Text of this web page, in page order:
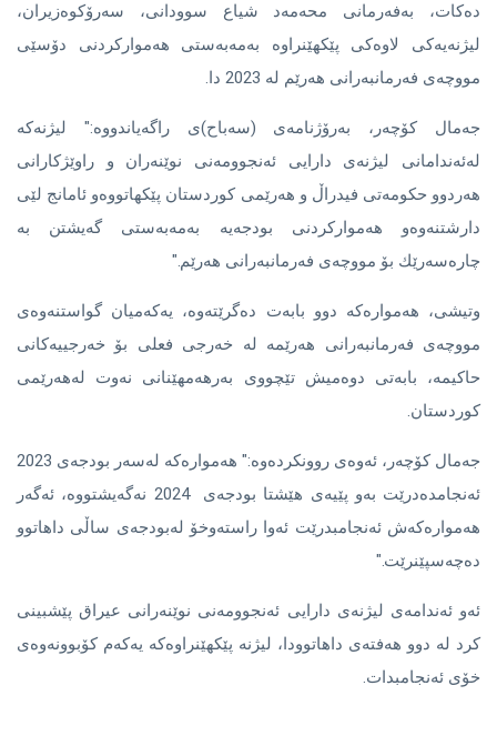
دەكات، بەفەرمانی محەمەد شیاع سوودانی، سەرۆكوەزیران،
لیژنەیەكی لاوەكی پێكهێنراوە بەمەبەستی هەمواركردنی دۆسێی
مووچەی فەرمانبەرانی هەرێم لە 2023 دا.
جەمال كۆچەر، بەرۆژنامەی (سەباح)ی راگەیاندووە:" لیژنەكە
لەئەندامانی لیژنەی دارایی ئەنجوومەنی نوێنەران و راوێژكارانی
هەردوو حكومەتی فیدراڵ و هەرێمی كوردستان پێكهاتووەو ئامانج لێی
دارشتنەوەو هەمواركردنی بودجەیە بەمەبەستی گەیشتن بە
چارەسەرێك بۆ مووچەی فەرمانبەرانی هەرێم."
وتیشی، هەموارەكە دوو بابەت دەگرێتەوە، یەكەمیان گواستنەوەی
مووچەی فەرمانبەرانی هەرێمە لە خەرجی فعلی بۆ خەرجییەكانی
حاكیمە، بابەتی دوەمیش تێچووی بەرهەمهێنانی نەوت لەهەرێمی
كوردستان.
جەمال كۆچەر، ئەوەی روونكردەوە:" هەموارەكە لەسەر بودجەی 2023
ئەنجامدەدرێت بەو پێیەی هێشتا بودجەی 2024 نەگەیشتووە، ئەگەر
هەموارەكەش ئەنجامبدرێت ئەوا راستەوخۆ لەبودجەی ساڵی داهاتوو
دەچەسپێنرێت."
ئەو ئەندامەی لیژنەی دارایی ئەنجوومەنی نوێنەرانی عیراق پێشبینی
كرد لە دوو هەفتەی داهاتوودا، لیژنە پێكهێنراوەكە یەكەم كۆبوونەوەی
خۆی ئەنجامبدات.